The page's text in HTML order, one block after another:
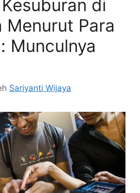
di
Menurut Para
Munculnya
Sariyanti Wijaya